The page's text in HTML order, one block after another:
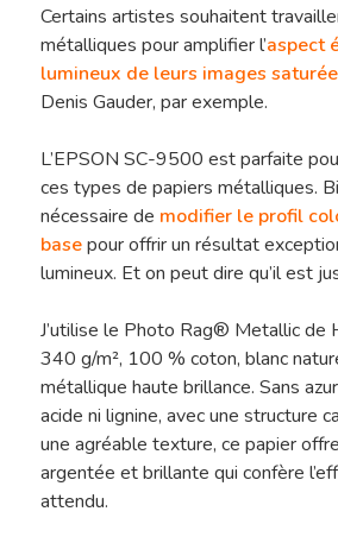
Certains artistes souhaitent
métalliques pour amplifier l’aspect
lumineux de leurs images
Denis Gauder, par exemple.
L’EPSON SC-9500 est parfaite
ces types de papiers métalliques.
nécessaire de modifier le profil
basepour offrir un résultat
lumineux. Et on peut dire qu’il est
J’utilise le Photo Rag® Metallic de
340 g/m², 100 % coton, blanc
métallique haute brillance. Sans
acide ni lignine, avec une structure
une agréable texture, ce papier
argentée et brillante qui confère
attendu.